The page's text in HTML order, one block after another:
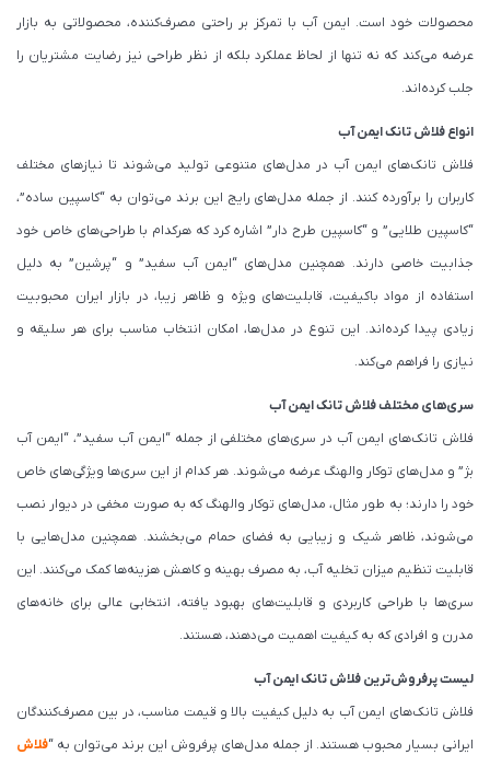
محصولات خود است. ایمن آب با تمرکز بر راحتی مصرف‌کننده، محصولاتی به بازار
عرضه می‌کند که نه تنها از لحاظ عملکرد بلکه از نظر طراحی نیز رضایت مشتریان را
جلب کرده‌اند.
انواع فلاش تانک ایمن آب
فلاش تانک‌های ایمن آب در مدل‌های متنوعی تولید می‌شوند تا نیازهای مختلف
کاربران را برآورده کنند. از جمله مدل‌های رایج این برند می‌توان به “کاسپین ساده”،
“کاسپین طلایی” و “کاسپین طرح دار” اشاره کرد که هرکدام با طراحی‌های خاص خود
جذابیت خاصی دارند. همچنین مدل‌های “ایمن آب سفید” و “پرشین” به دلیل
استفاده از مواد باکیفیت، قابلیت‌های ویژه و ظاهر زیبا، در بازار ایران محبوبیت
زیادی پیدا کرده‌اند. این تنوع در مدل‌ها، امکان انتخاب مناسب برای هر سلیقه و
نیازی را فراهم می‌کند.
سری‌های مختلف فلاش تانک ایمن آب
فلاش تانک‌های ایمن آب در سری‌های مختلفی از جمله “ایمن آب سفید”، “ایمن آب
بژ” و مدل‌های توکار والهنگ عرضه می‌شوند. هر کدام از این سری‌ها ویژگی‌های خاص
خود را دارند؛ به طور مثال، مدل‌های توکار والهنگ که به صورت مخفی در دیوار نصب
می‌شوند، ظاهر شیک و زیبایی به فضای حمام می‌بخشند. همچنین مدل‌هایی با
قابلیت تنظیم میزان تخلیه آب، به مصرف بهینه و کاهش هزینه‌ها کمک می‌کنند. این
سری‌ها با طراحی کاربردی و قابلیت‌های بهبود یافته، انتخابی عالی برای خانه‌های
مدرن و افرادی که به کیفیت اهمیت می‌دهند، هستند.
لیست پرفروش‌ترین فلاش تانک ایمن آب
فلاش تانک‌های ایمن آب به دلیل کیفیت بالا و قیمت مناسب، در بین مصرف‌کنندگان
ایرانی بسیار محبوب هستند. از جمله مدل‌های پرفروش این برند می‌توان به “فلاش